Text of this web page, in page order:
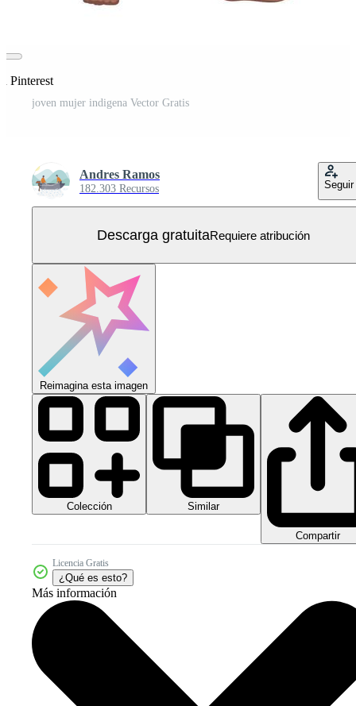
Pinterest
joven mujer indigena Vector Gratis
Andres Ramos
182.303 Recursos Seguir
Descarga gratuitaRequiere atribución
Reimagina esta imagen
Colección Similar
Compartir
Licencia Gratis
¿Qué es esto?
Más información